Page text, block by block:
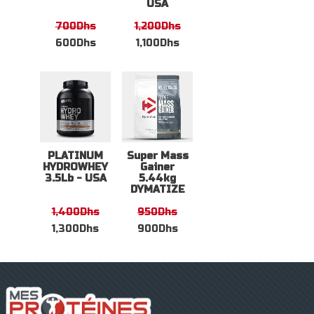
700Dhs
600 Dhs
USA
1,200Dhs
1,100 Dhs
PLATINUM
HYDROWHEY
3.5Lb - USA
1,400Dhs
1,300 Dhs
Super Mass
Gainer
5.44kg
DYMATIZE
950Dhs
900 Dhs